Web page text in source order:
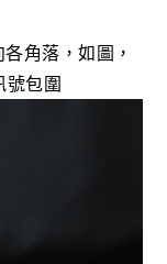
角落，如圖，
號包圍